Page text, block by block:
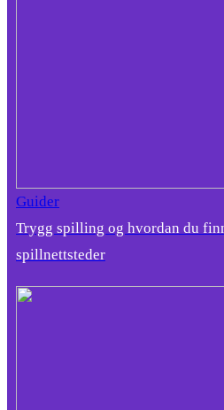
Guider
Trygg spilling og hvordan du
spillnettsteder